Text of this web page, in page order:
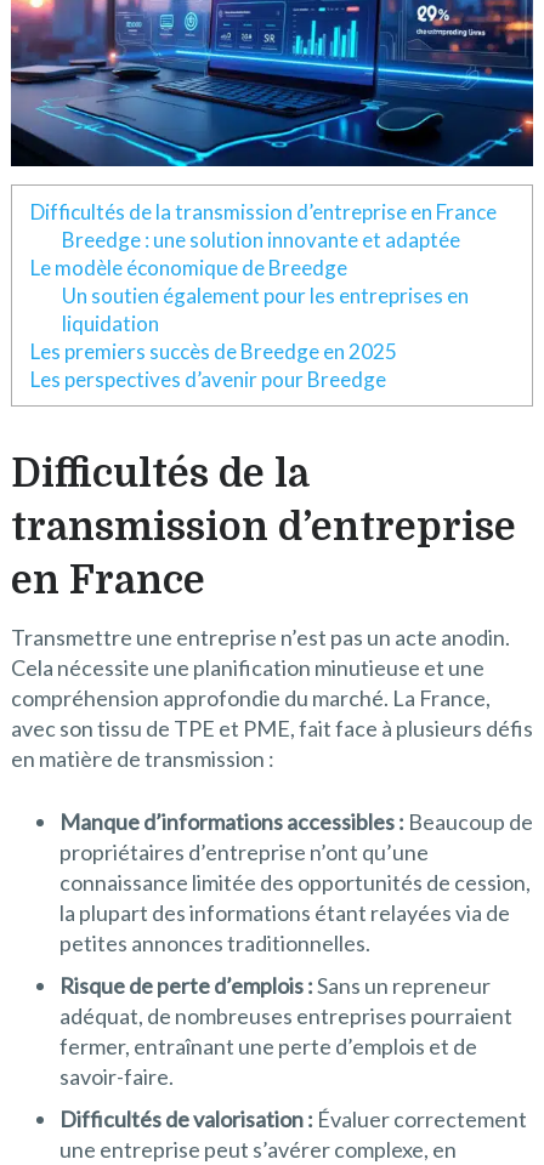
Difficultés de la transmission d’entreprise en France
Breedge : une solution innovante et adaptée
Le modèle économique de Breedge
Un soutien également pour les entreprises en
liquidation
Les premiers succès de Breedge en 2025
Les perspectives d’avenir pour Breedge
Difficultés de la
transmission d’entreprise
en France
Transmettre une entreprise n’est pas un acte anodin.
Cela nécessite une planification minutieuse et une
compréhension approfondie du marché. La France,
avec son tissu de TPE et PME, fait face à plusieurs défis
en matière de transmission :
Manque d’informations accessibles : Beaucoup de
propriétaires d’entreprise n’ont qu’une
connaissance limitée des opportunités de cession,
la plupart des informations étant relayées via de
petites annonces traditionnelles.
Risque de perte d’emplois :Sans un repreneur
adéquat, de nombreuses entreprises pourraient
fermer, entraînant une perte d’emplois et de
savoir-faire.
Difficultés de valorisation : Évaluer correctement
une entreprise peut s’avérer complexe, en